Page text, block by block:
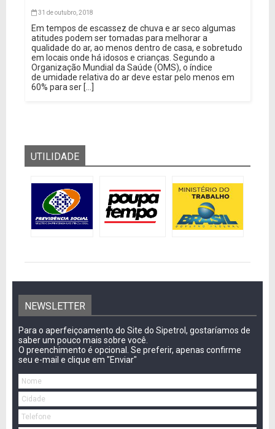
31 de outubro, 2018
Em tempos de escassez de chuva e ar seco algumas
atitudes podem ser tomadas para melhorar a
qualidade do ar, ao menos dentro de casa, e sobretudo
em locais onde há idosos e crianças. Segundo a
Organização Mundial da Saúde (OMS), o índice
de umidade relativa do ar deve estar pelo menos em
60% para ser […]
UTILIDADE
NEWSLETTER
Para o aperfeiçoamento do Site do Sipetrol, gostaríamos de
saber um pouco mais sobre você.
O preenchimento é opcional. Se preferir, apenas confirme
seu e-mail e clique em "Enviar"